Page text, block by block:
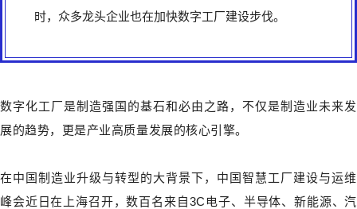
时，众多龙头企业也在加快数字工厂建设步伐。
数字化工厂是制造强国的基石和必由之路，不仅是制造业未来发
展的趋势，更是产业高质量发展的核心引擎。
在中国制造业升级与转型的大背景下，中国智慧工厂建设与运维
峰会近日在上海召开，数百名来自3C电子、半导体、新能源、汽